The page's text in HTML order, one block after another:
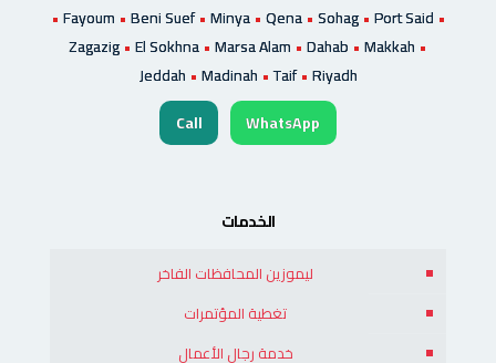
•Fayoum •Beni Suef•Minya•Qena•Sohag•Port Said •
Zagazig•El Sokhna•Marsa Alam •Dahab •Makkah •
Jeddah •Madinah •Taif•Riyadh
WhatsApp
Call
الخدمات
ليموزين المحافظات الفاخر
تغطية المؤتمرات
خدمة رجال الأعمال